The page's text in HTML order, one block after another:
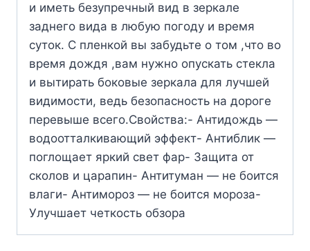
и иметь безупречный вид в зеркале
заднего вида в любую погоду и время
суток. С пленкой вы забудьте о том ,что во
время дождя ,вам нужно опускать стекла
и вытирать боковые зеркала для лучшей
видимости, ведь безопасность на дороге
перевыше всего.Свойства:- Антидождь —
водоотталкивающий эффект- Антиблик —
поглощает яркий свет фар- Защита от
сколов и царапин- Антитуман — не боится
влаги- Антимороз — не боится мороза-
Улучшает четкость обзора